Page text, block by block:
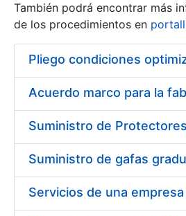
Show/Hide
También podrá encontrar más
de los procedimientos en